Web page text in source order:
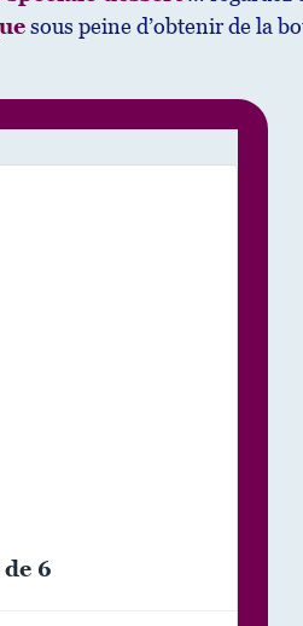
sous peine d’obtenir de la
6